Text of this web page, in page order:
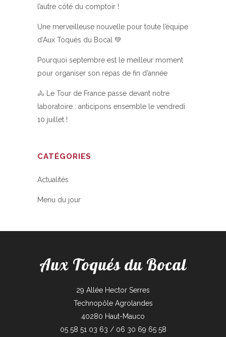
l’autre côté du comptoir !
Une merveilleuse nouvelle pour toute l’équipe
d’Aux Toqués du Bocal 💚
Pourquoi septembre est le meilleur moment
pour organiser son repas de fin d’année
🚴 Le Tour de France passe devant notre
laboratoire : anticipons ensemble le vendredi
10 juillet !
CATÉGORIES
Actualités
Menu du jour
Aux Toqués du Bocal
29 Allée Hector Serres
Technopôle Agrolandes
40280 Haut-Mauco
05 58 51 03 63 / 06 30 69 65 58